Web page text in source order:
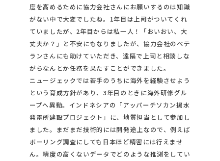
度を高めるために協力会社さんにお願いするのは知識
がない中で大変でしたね。1年目は上司がついてくれ
ていましたが、2年目からは私一人！「おいおい、大
丈夫か？」と不安にもなりましたが、協力会社のベテ
ランさんにも助けていただき、遠隔で上司と相談しな
がらなんとか任務を果たすことができました。
ニュージェックでは若手のうちに海外を経験させよう
という育成方針があり、3年目のときに海外研修グル
ープへ異動。インドネシアの「アッパーチソカン揚水
発電所建設プロジェクト」に、地質担当として参加し
ました。まだまだ技術的には開発途上なので、例えば
ボーリング調査にしても日本ほど精密には行えませ
ん。精度の高くないデータでどのような推測をしてい